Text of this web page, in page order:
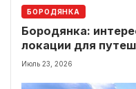
БОРОДЯНКА
Бородянка:
локации для
Июль 23, 2026